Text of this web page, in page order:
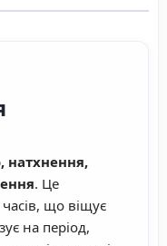
натхнення,
. Це
що віщує
на період,